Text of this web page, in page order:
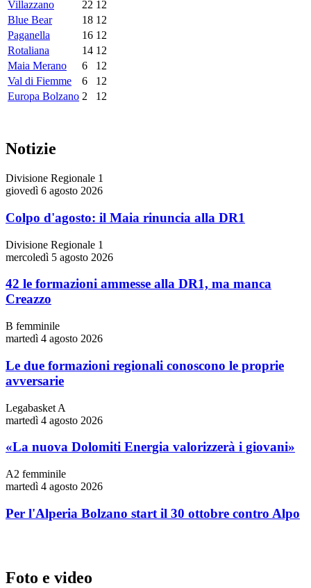
Villazzano 22 12
Blue Bear
18 12
Paganella
16 12
Rotaliana
14 12
Maia Merano
6
12
Val di Fiemme
6
12
Europa Bolzano 2 12
Notizie
Divisione Regionale 1
giovedì 6 agosto 2026
Colpo d'agosto: il Maia rinuncia alla DR1
Divisione Regionale 1
mercoledì 5 agosto 2026
42 le formazioni ammesse alla DR1, ma manca
Creazzo
B femminile
martedì 4 agosto 2026
Le due formazioni regionali conoscono le proprie
avversarie
Legabasket A
martedì 4 agosto 2026
«La nuova Dolomiti Energia valorizzerà i giovani»
A2 femminile
martedì 4 agosto 2026
Per l'Alperia Bolzano start il 30 ottobre contro Alpo
Foto e video